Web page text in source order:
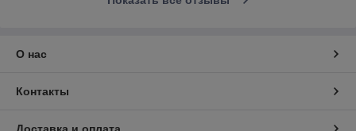
О нас
Контакты